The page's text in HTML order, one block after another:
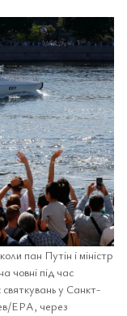
пан Путін і міністр
човні під час
святкувань у Санкт-
EPA, через